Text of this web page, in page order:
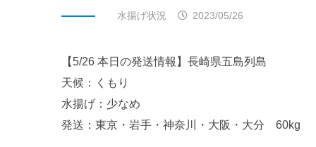
水揚げ状況 2023/05/26
【5/26 本日の発送情報】長崎県五島列島
天候：くもり
水揚げ：少なめ
発送：東京・岩手・神奈川・大阪・大分 60kg